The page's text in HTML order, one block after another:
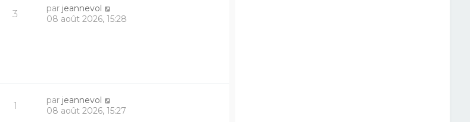
3 par jeannevol
08 août 2026, 15:28
1 par jeannevol
08 août 2026, 15:27